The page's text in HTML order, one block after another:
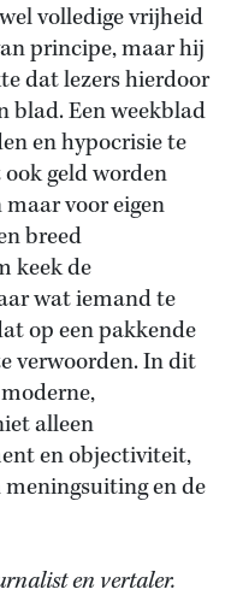
volledige vrijheid
principe, maar hij
dat lezers hierdoor
blad. Een weekblad
en hypocrisie te
geld worden
voor eigen
breed
keek de
wat iemand te
op een pakkende
verwoorden. In dit
alleen
en objectiviteit,
en de
en vertaler.